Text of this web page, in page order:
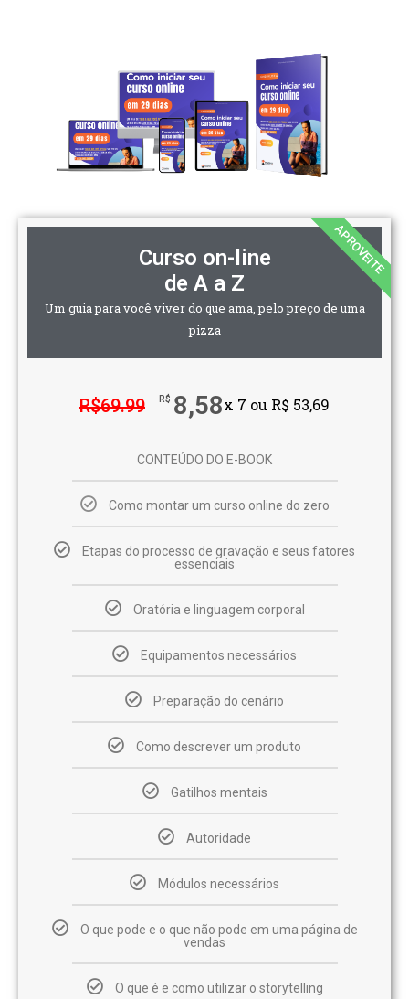
Curso on-line
de A a Z
Um guia para você viver do que ama, pelo preço de uma
pizza
R$69.99 R$ 8,58x 7 ou R$ 53,69
CONTEÚDO DO E-BOOK
Como montar um curso online do zero
Etapas do processo de gravação e seus fatores
essenciais
Oratória e linguagem corporal
Equipamentos necessários
Preparação do cenário
Como descrever um produto
Gatilhos mentais
Autoridade
Módulos necessários
O que pode e o que não pode em uma página de
vendas
O que é e como utilizar o storytelling
APROVEITE